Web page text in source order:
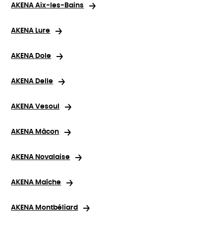
AKENA Aix-les-Bains
AKENA Lure
AKENA Dole
AKENA Delle
AKENA Vesoul
AKENA Mâcon
AKENA Novalaise
AKENA Maîche
AKENA Montbéliard